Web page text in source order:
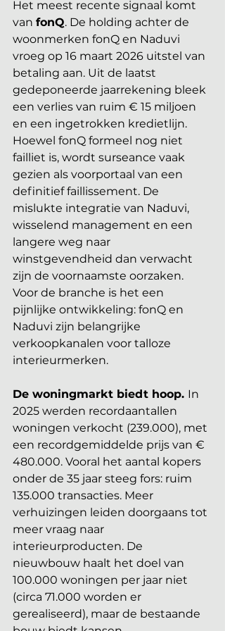
Het meest recente signaal komt
van fonQ. De holding achter de
woonmerken fonQ en Naduvi
vroeg op 16 maart 2026 uitstel van
betaling aan. Uit de laatst
gedeponeerde jaarrekening bleek
een verlies van ruim € 15 miljoen
en een ingetrokken kredietlijn.
Hoewel fonQ formeel nog niet
failliet is, wordt surseance vaak
gezien als voorportaal van een
definitief faillissement. De
mislukte integratie van Naduvi,
wisselend management en een
langere weg naar
winstgevendheid dan verwacht
zijn de voornaamste oorzaken.
Voor de branche is het een
pijnlijke ontwikkeling: fonQ en
Naduvi zijn belangrijke
verkoopkanalen voor talloze
interieurmerken.
De woningmarkt biedt hoop. In
2025 werden recordaantallen
woningen verkocht (239.000), met
een recordgemiddelde prijs van €
480.000. Vooral het aantal kopers
onder de 35 jaar steeg fors: ruim
135.000 transacties. Meer
verhuizingen leiden doorgaans tot
meer vraag naar
interieurproducten. De
nieuwbouw haalt het doel van
100.000 woningen per jaar niet
(circa 71.000 worden er
gerealiseerd), maar de bestaande